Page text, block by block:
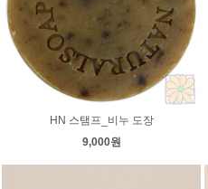
HN 스탬프_비누 도장
9,000원